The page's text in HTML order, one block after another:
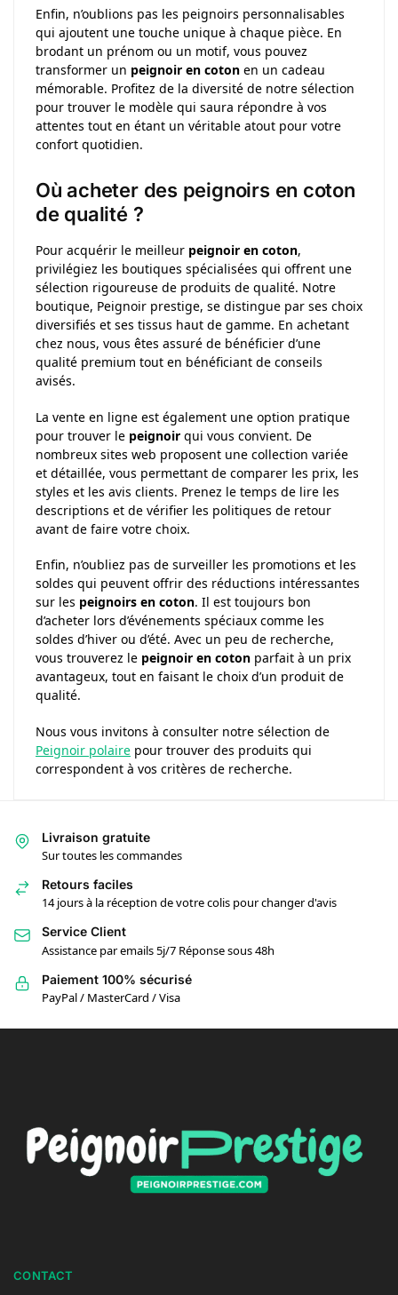
Enfin, n’oublions pas les peignoirs personnalisables
qui ajoutent une touche unique à chaque pièce. En
brodant un prénom ou un motif, vous pouvez
transformer un peignoir en coton en un cadeau
mémorable. Profitez de la diversité de notre sélection
pour trouver le modèle qui saura répondre à vos
attentes tout en étant un véritable atout pour votre
confort quotidien.
Où acheter des peignoirs en coton
de qualité ?
Pour acquérir le meilleur peignoir en coton,
privilégiez les boutiques spécialisées qui offrent une
sélection rigoureuse de produits de qualité. Notre
boutique, Peignoir prestige, se distingue par ses choix
diversifiés et ses tissus haut de gamme. En achetant
chez nous, vous êtes assuré de bénéficier d’une
qualité premium tout en bénéficiant de conseils
avisés.
La vente en ligne est également une option pratique
pour trouver le peignoir qui vous convient. De
nombreux sites web proposent une collection variée
et détaillée, vous permettant de comparer les prix, les
styles et les avis clients. Prenez le temps de lire les
descriptions et de vérifier les politiques de retour
avant de faire votre choix.
Enfin, n’oubliez pas de surveiller les promotions et les
soldes qui peuvent offrir des réductions intéressantes
sur les peignoirs en coton. Il est toujours bon
d’acheter lors d’événements spéciaux comme les
soldes d’hiver ou d’été. Avec un peu de recherche,
vous trouverez le peignoir en coton parfait à un prix
avantageux, tout en faisant le choix d’un produit de
qualité.
Nous vous invitons à consulter notre sélection de
Peignoir polaire pour trouver des produits qui
correspondent à vos critères de recherche.
Livraison gratuite
Sur toutes les commandes
Retours faciles
14 jours à la réception de votre colis pour changer d'avis
Service Client
Assistance par emails 5j/7 Réponse sous 48h
Paiement 100% sécurisé
PayPal / MasterCard / Visa
CONTACT